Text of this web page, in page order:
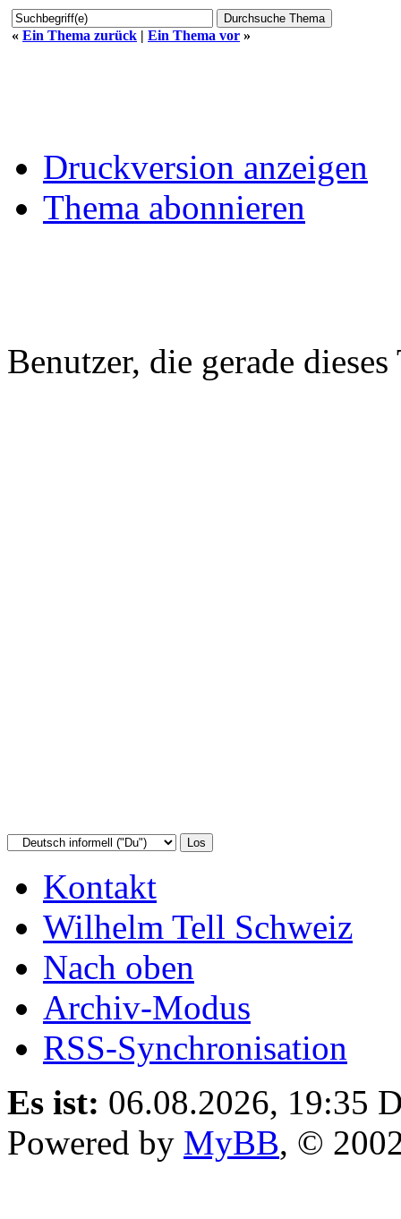
« Ein Thema zurück | Ein Thema vor »
Druckversion anzeigen
Thema abonnieren
Benutzer, die gerade
Kontakt
Wilhelm Tell Schweiz
Nach oben
Archiv-Modus
RSS-Synchronisation
Es ist: 06.08.2026, 19:35
Powered by MyBB, ©